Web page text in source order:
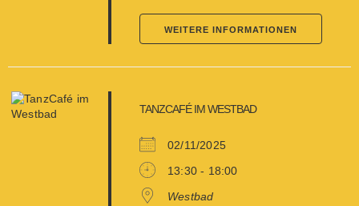
WEITERE INFORMATIONEN
TANZCAFÉ IM WESTBAD
02/11/2025
13:30 - 18:00
Westbad